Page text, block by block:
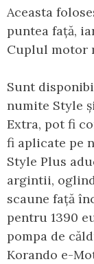
Aceasta
puntea față,
Cuplul motor
Sunt
numite Style
Extra, pot fi
fi aplicate pe
Style Plus
argintii,
scaune față
pentru 1390
pompa de
Korando e-